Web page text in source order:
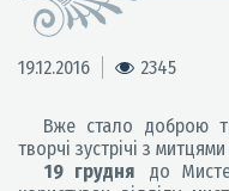
19.12.2016 2345
Вже стало доброю
творчі зустрічі з
19 грудня
до